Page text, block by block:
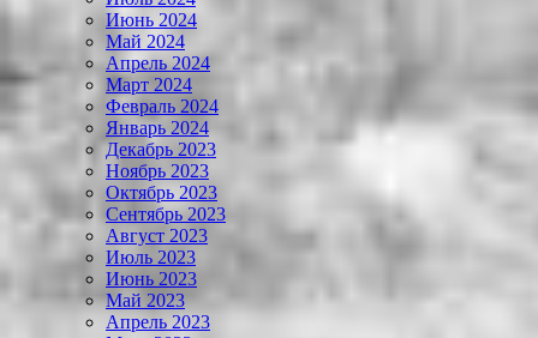
Июнь 2024
Май 2024
Апрель 2024
Март 2024
Февраль 2024
Январь 2024
Декабрь 2023
Ноябрь 2023
Октябрь 2023
Сентябрь 2023
Август 2023
Июль 2023
Июнь 2023
Май 2023
Апрель 2023